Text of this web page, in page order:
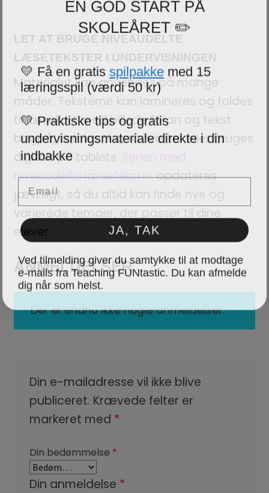
LET AT BRUGE NIVEAUDELTE
LÆSETEKSTER I UNDERVISNINGEN
Materialet kan anvendes på mange
måder. Teksterne kan lamineres og foldes
til læsekort med billede foran og tekst
bagpå, samles til små hæfter eller bruges
digitalt på tablets.
niveaudelte læseteksteropdateres
jævnligt, så du altid kan finde nye og
varierede temaer, der passer til dine
elever.
ANMELDELSER
Der er endnu ikke nogle anmeldelser.
Din e-mailadresse vil ikke blive
publiceret. Krævede felter er
markeret med *
Din bedømmelse *
Din anmeldelse *
SKOLEÅRET ✏️
💛 Få en gratis spilpakkemed 15
læringsspil (værdi 50 kr)
💛 Praktiske tips og gratis
undervisningsmateriale direkte i din
indbakke
JA, TAK
Ved tilmelding giver du samtykke til at modtage
e-mails fra Teaching FUNtastic. Du kan afmelde
dig når som helst.